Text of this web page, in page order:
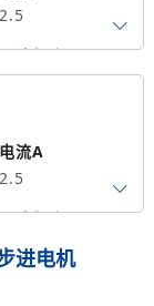
2.5
达长度mm
电流A
2.5
达长度mm
0.7进电机